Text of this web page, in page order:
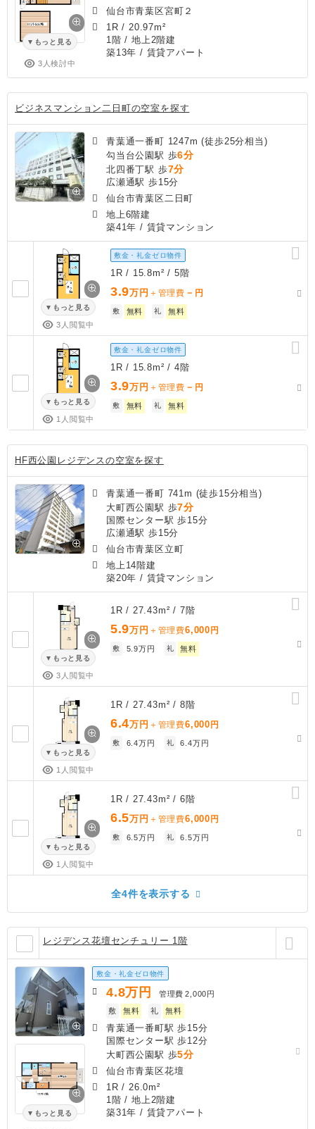
もっと見る
3人検討中
仙台市青葉区宮町２
1R / 20.97m²
1階 / 地上2階建
築13年 / 賃貸アパート
ビジネスマンション二日町の空室を探す
青葉通一番町 1247m (徒歩25分相当)
勾当台公園駅 歩6分
北四番丁駅 歩7分
広瀬通駅 歩15分
仙台市青葉区二日町
地上6階建
築41年 / 賃貸マンション
もっと見る
3人閲覧中
敷金・礼金ゼロ物件
1R / 15.8m² / 5階
3.9万円 ＋管理費 － 円
敷 無料 礼 無料
もっと見る
1人閲覧中
敷金・礼金ゼロ物件
1R / 15.8m² / 4階
3.9万円 ＋管理費 － 円
敷 無料 礼 無料
HF西公園レジデンスの空室を探す
青葉通一番町 741m (徒歩15分相当)
大町西公園駅 歩7分
国際センター駅 歩15分
広瀬通駅 歩15分
仙台市青葉区立町
地上14階建
築20年 / 賃貸マンション
もっと見る
3人閲覧中
1R / 27.43m² / 7階
5.9万円 ＋管理費6,000 円
敷 5.9万円 礼 無料
もっと見る
1人閲覧中
1R / 27.43m² / 8階
6.4万円 ＋管理費6,000 円
敷 6.4万円 礼 6.4万円
もっと見る
1人閲覧中
1R / 27.43m² / 6階
6.5万円 ＋管理費6,000 円
敷 6.5万円 礼 6.5万円
全4件を表示する
レジデンス花壇センチュリー 1階
もっと見る
敷金・礼金ゼロ物件
4.8万円 管理費 2,000円
敷
無料 礼 無料
青葉通一番町駅 歩15分
国際センター駅 歩12分
大町西公園駅 歩5分
仙台市青葉区花壇
1R / 26.0m²
1階 / 地上2階建
築31年 / 賃貸アパート